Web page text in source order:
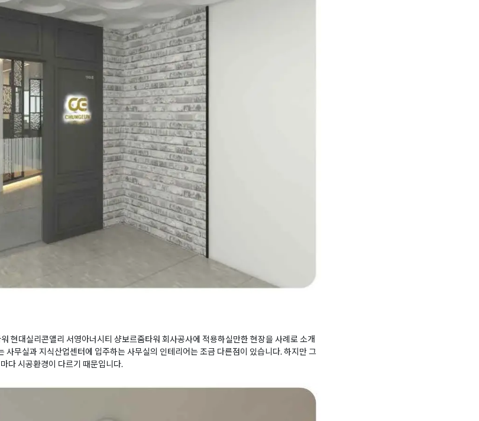
현대실리콘앨리 서영아너시티 샹보르줌타워 회사공사에 적용하실만한 현장을 사례로 소개
사무실과 지식산업센터에 입주하는 사무실의 인테리어는 조금 다른점이 있습니다. 하지만 그
다 시공환경이 다르기 때문입니다.